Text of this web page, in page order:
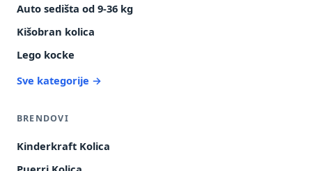
Auto sedišta od 9-36 kg
Kišobran kolica
Lego kocke
Sve kategorije →
BRENDOVI
Kinderkraft Kolica